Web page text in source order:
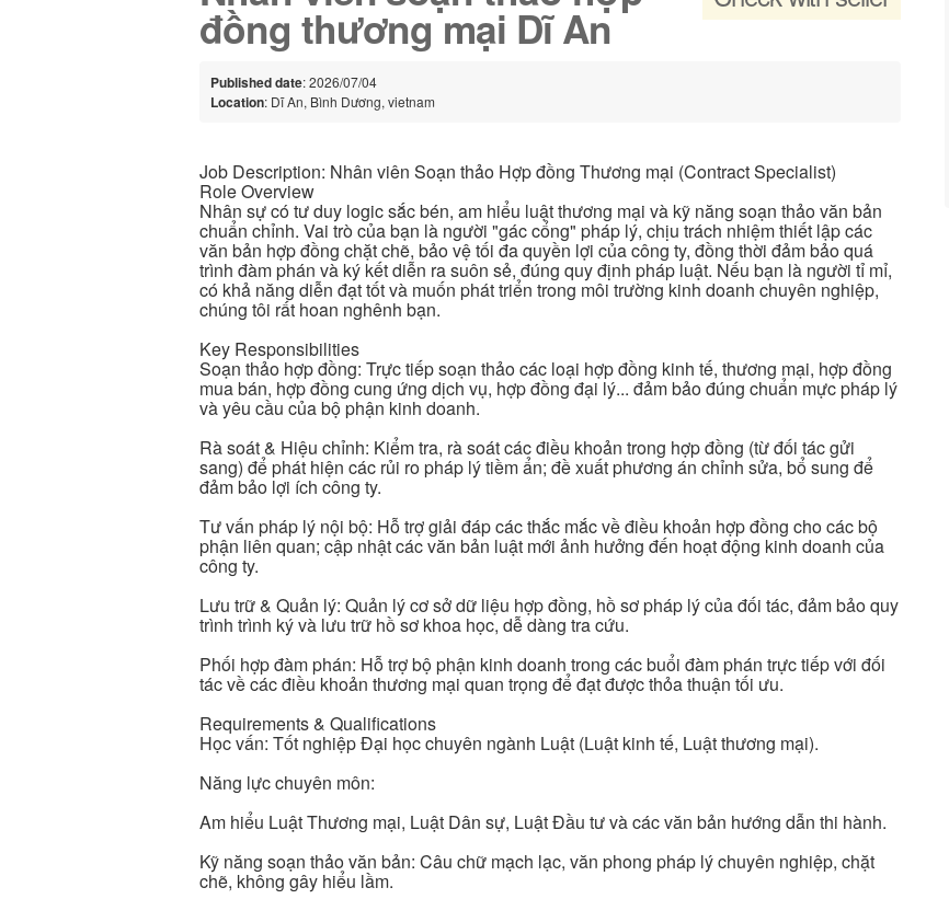
đồng thương mại Dĩ An
Published date: 2026/07/04
Location: Dĩ An, Bình Dương, vietnam
Job Description: Nhân viên Soạn thảo Hợp đồng Thương mại (Contract Specialist)
Role Overview
Nhân sự có tư duy logic sắc bén, am hiểu luật thương mại và kỹ năng soạn thảo văn bản
chuẩn chỉnh. Vai trò của bạn là người "gác cổng" pháp lý, chịu trách nhiệm thiết lập các
văn bản hợp đồng chặt chẽ, bảo vệ tối đa quyền lợi của công ty, đồng thời đảm bảo quá
trình đàm phán và ký kết diễn ra suôn sẻ, đúng quy định pháp luật. Nếu bạn là người tỉ mỉ,
có khả năng diễn đạt tốt và muốn phát triển trong môi trường kinh doanh chuyên nghiệp,
chúng tôi rất hoan nghênh bạn.
Key Responsibilities
Soạn thảo hợp đồng: Trực tiếp soạn thảo các loại hợp đồng kinh tế, thương mại, hợp đồng
mua bán, hợp đồng cung ứng dịch vụ, hợp đồng đại lý... đảm bảo đúng chuẩn mực pháp lý
và yêu cầu của bộ phận kinh doanh.
Rà soát & Hiệu chỉnh: Kiểm tra, rà soát các điều khoản trong hợp đồng (từ đối tác gửi
sang) để phát hiện các rủi ro pháp lý tiềm ẩn; đề xuất phương án chỉnh sửa, bổ sung để
đảm bảo lợi ích công ty.
Tư vấn pháp lý nội bộ: Hỗ trợ giải đáp các thắc mắc về điều khoản hợp đồng cho các bộ
phận liên quan; cập nhật các văn bản luật mới ảnh hưởng đến hoạt động kinh doanh của
công ty.
Lưu trữ & Quản lý: Quản lý cơ sở dữ liệu hợp đồng, hồ sơ pháp lý của đối tác, đảm bảo quy
trình trình ký và lưu trữ hồ sơ khoa học, dễ dàng tra cứu.
Phối hợp đàm phán: Hỗ trợ bộ phận kinh doanh trong các buổi đàm phán trực tiếp với đối
tác về các điều khoản thương mại quan trọng để đạt được thỏa thuận tối ưu.
Requirements & Qualifications
Học vấn: Tốt nghiệp Đại học chuyên ngành Luật (Luật kinh tế, Luật thương mại).
Năng lực chuyên môn:
Am hiểu Luật Thương mại, Luật Dân sự, Luật Đầu tư và các văn bản hướng dẫn thi hành.
Kỹ năng soạn thảo văn bản: Câu chữ mạch lạc, văn phong pháp lý chuyên nghiệp, chặt
chẽ, không gây hiểu lầm.